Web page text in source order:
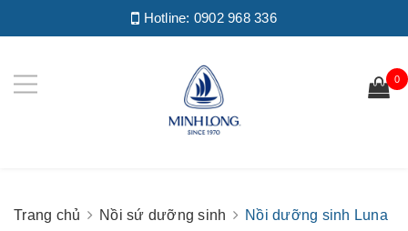
Hotline: 0902 968 336
0
Trang chủ Nồi sứ dưỡng sinh
Nồi dưỡng sinh Luna